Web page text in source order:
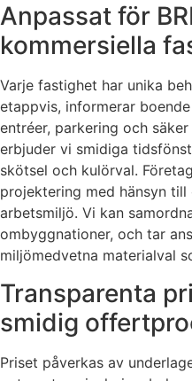
Anpassat för
kommersiella
Varje fastighet har unika
etappvis, informerar
entréer, parkering och
erbjuder vi smidiga
skötsel och kulörval.
projektering med hänsyn
arbetsmiljö. Vi kan
ombyggnationer, och tar
miljömedvetna materialval
Transparenta
smidig
Priset påverkas av